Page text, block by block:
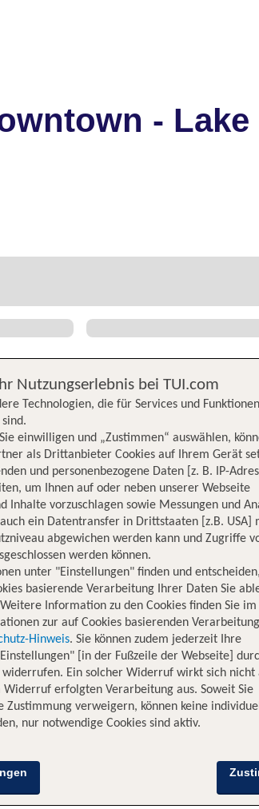
- Lake
Nutzungserlebnis bei TUI.com
Technologien, die für Services und
einwilligen und „Zustimmen“ auswählen,
als Drittanbieter Cookies auf Ihrem Gerät
und personenbezogene Daten [z. B. IP-
um Ihnen auf oder neben unserer Webseite
Inhalte vorzuschlagen sowie Messungen und
ein Datentransfer in Drittstaaten [z.B. USA]
abgewichen werden kann und Zugriffe
werden können.
unter "Einstellungen" finden und
basierende Verarbeitung Ihrer Daten Sie
Information zu den Cookies finden Sie im
zur auf Cookies basierenden
Hinweis. Sie können zudem jederzeit Ihre
[in der Fußzeile der Webseite]
widerrufen. Ein solcher Widerruf wirkt sich nicht
Widerruf erfolgten Verarbeitung aus. Soweit Sie
Zustimmung verweigern, können keine
nur notwendige Cookies sind aktiv.